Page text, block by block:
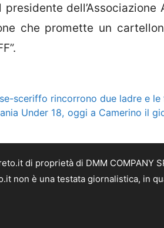
presidente
che promette un
sceriffo rincorrono due ladre e le
Under 18, oggi a Camerino il
di proprietà di DMM COMPANY
non è una testata giornalistica, in